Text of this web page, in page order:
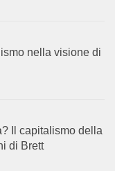
nella visione di
Il capitalismo della
di Brett